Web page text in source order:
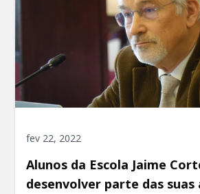
fev 22, 2022
Alunos da Escola Jaime
desenvolver parte das